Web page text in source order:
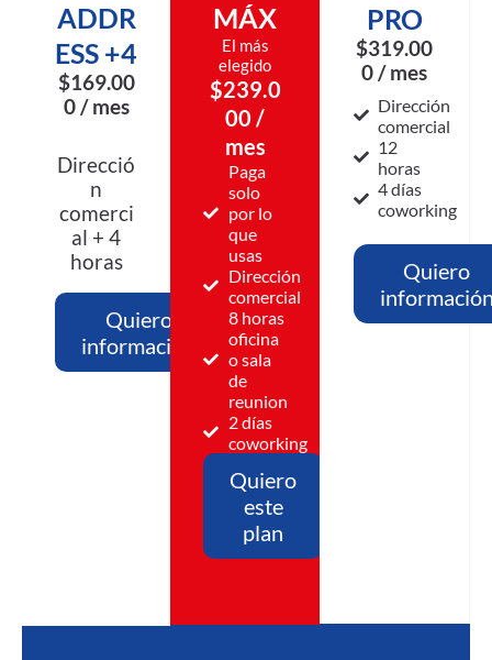
ADDR
ESS +4
$169.00
0 / mes
Direcció
n
comerci
al + 4
horas
Quiero
información
MÁX
El más
elegido
$239.0
00 /
mes
Paga
solo
por lo
que
usas
Dirección
comercial
8 horas
oficina
o sala
de
reunion
2 días
coworking
Quiero
este
plan
PRO
$319.00
0 / mes
Dirección
comercial
12
horas
4 días
coworking
Quiero